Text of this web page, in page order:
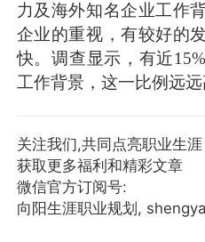
力及海外知名企业工作
企业的重视，有较好的
快。调查显示，有近
工作背景，这一比例远远
关注我们,共同点亮职业生涯
获取更多福利和精彩文章
微信官方订阅号:
向阳生涯职业规划,